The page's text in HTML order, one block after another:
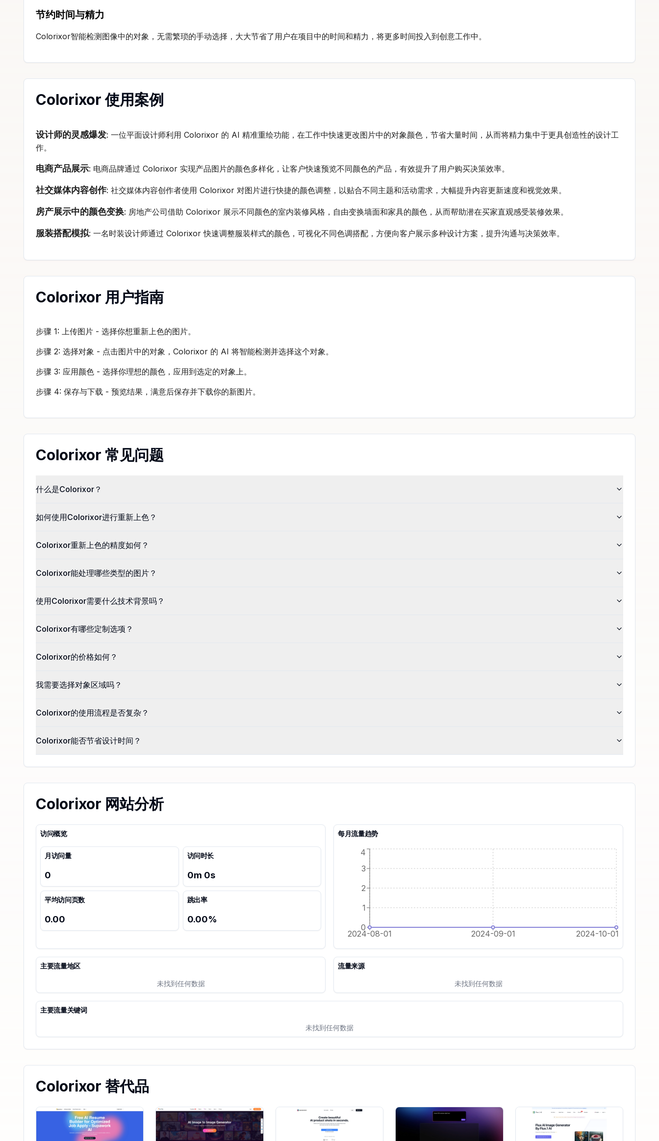
节约时间与精力
Colorixor智能检测图像中的对象，无需繁琐的手动选择，大大节省了用户在项目中的时间和精力，将更多时间投入到创意工作中。
Colorixor 使用案例
设计师的灵感爆发: 一位平面设计师利用 Colorixor 的 AI 精准重绘功能，在工作中快速更改图片中的对象颜色，节省大量时间，从而将精力集中于更具创造性的设计工
作。
电商产品展示: 电商品牌通过 Colorixor 实现产品图片的颜色多样化，让客户快速预览不同颜色的产品，有效提升了用户购买决策效率。
社交媒体内容创作: 社交媒体内容创作者使用 Colorixor 对图片进行快捷的颜色调整，以贴合不同主题和活动需求，大幅提升内容更新速度和视觉效果。
房产展示中的颜色变换: 房地产公司借助 Colorixor 展示不同颜色的室内装修风格，自由变换墙面和家具的颜色，从而帮助潜在买家直观感受装修效果。
服装搭配模拟: 一名时装设计师通过 Colorixor 快速调整服装样式的颜色，可视化不同色调搭配，方便向客户展示多种设计方案，提升沟通与决策效率。
Colorixor 用户指南
步骤 1: 上传图片 - 选择你想重新上色的图片。
步骤 2: 选择对象 - 点击图片中的对象，Colorixor 的 AI 将智能检测并选择这个对象。
步骤 3: 应用颜色 - 选择你理想的颜色，应用到选定的对象上。
步骤 4: 保存与下载 - 预览结果，满意后保存并下载你的新图片。
Colorixor 常见问题
什么是Colorixor？
如何使用Colorixor进行重新上色？
Colorixor重新上色的精度如何？
Colorixor能处理哪些类型的图片？
使用Colorixor需要什么技术背景吗？
Colorixor有哪些定制选项？
Colorixor的价格如何？
我需要选择对象区域吗？
Colorixor的使用流程是否复杂？
Colorixor能否节省设计时间？
Colorixor 网站分析
访问概览
月访问量
0
访问时长
0m 0s
平均访问页数
0.00
跳出率
0.00%
每月流量趋势
2024-08-01 2024-09-01 2024-10-01
0
1
2
3
4
主要流量地区
未找到任何数据
流量来源
未找到任何数据
主要流量关键词
未找到任何数据
Colorixor 替代品